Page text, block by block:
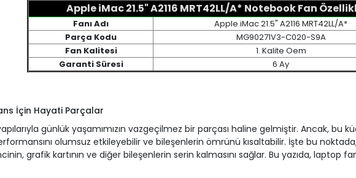
Apple iMac 21.5" A2116 MRT42LL/A* Notebook Fan
Fanı Adı
Apple iMac 21.5" A2116 MRT42LL/A*
Parça Kodu
MG90271V3-C020-S9A
Fan Kalitesi
1. Kalite Oem
Garanti Süresi
6 Ay
İçin Hayati Parçalar
günlük yaşamımızın vazgeçilmez bir parçası haline gelmiştir. Ancak, bu
olumsuz etkileyebilir ve bileşenlerin ömrünü kısaltabilir. İşte bu
grafik kartının ve diğer bileşenlerin serin kalmasını sağlar. Bu yazıda, laptop